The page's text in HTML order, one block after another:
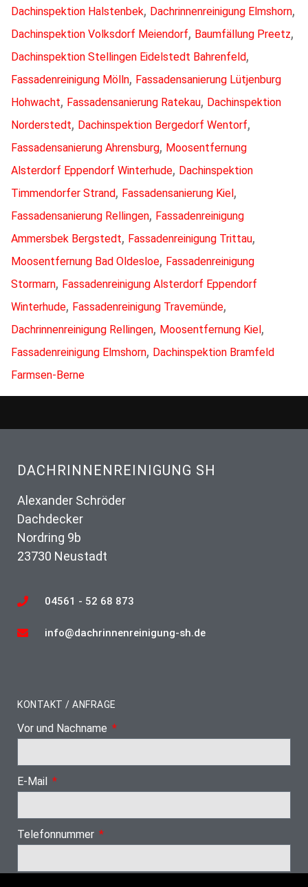
Dachinspektion Halstenbek, Dachrinnenreinigung Elmshorn,
Dachinspektion Volksdorf Meiendorf, Baumfällung Preetz,
Dachinspektion Stellingen Eidelstedt Bahrenfeld,
Fassadenreinigung Mölln, Fassadensanierung Lütjenburg
Hohwacht, Fassadensanierung Ratekau, Dachinspektion
Norderstedt, Dachinspektion Bergedorf Wentorf,
Fassadensanierung Ahrensburg, Moosentfernung
Alsterdorf Eppendorf Winterhude, Dachinspektion
Timmendorfer Strand, Fassadensanierung Kiel,
Fassadensanierung Rellingen, Fassadenreinigung
Ammersbek Bergstedt, Fassadenreinigung Trittau,
Moosentfernung Bad Oldesloe, Fassadenreinigung
Stormarn, Fassadenreinigung Alsterdorf Eppendorf
Winterhude, Fassadenreinigung Travemünde,
Dachrinnenreinigung Rellingen, Moosentfernung Kiel,
Fassadenreinigung Elmshorn, Dachinspektion Bramfeld
Farmsen-Berne
DACHRINNENREINIGUNG SH
Alexander Schröder
Dachdecker
Nordring 9b
23730 Neustadt
04561 - 52 68 873
info@dachrinnenreinigung-sh.de
KONTAKT / ANFRAGE
Vor und Nachname
E-Mail
Telefonnummer